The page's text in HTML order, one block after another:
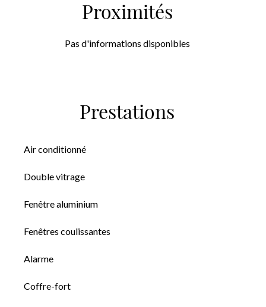
Proximités
Pas d'informations disponibles
Prestations
Air conditionné
Double vitrage
Fenêtre aluminium
Fenêtres coulissantes
Alarme
Coffre-fort